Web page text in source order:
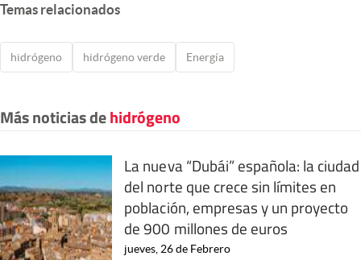
Temas relacionados
hidrógeno hidrógeno verde Energía
Más noticias dehidrógeno
La nueva “Dubái” española: la ciudad
del norte que crece sin límites en
población, empresas y un proyecto
de 900 millones de euros
jueves, 26 de Febrero